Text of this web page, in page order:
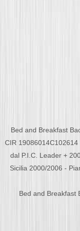
Bed and Breakfast
CIR
dal P.I.C. Leader +
Sicilia 2000/2006 -
Bed and Breakfast